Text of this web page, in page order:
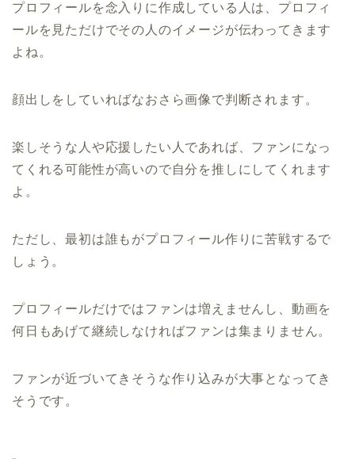
プロフィールを念入りに作成している人は、プロフィ
ールを見ただけでその人のイメージが伝わってきます
よね。
顔出しをしていればなおさら画像で判断されます。
楽しそうな人や応援したい人であれば、ファンになっ
てくれる可能性が高いので自分を推しにしてくれます
よ。
ただし、最初は誰もがプロフィール作りに苦戦するで
しょう。
プロフィールだけではファンは増えませんし、動画を
何日もあげて継続しなければファンは集まりません。
ファンが近づいてきそうな作り込みが大事となってき
そうです。